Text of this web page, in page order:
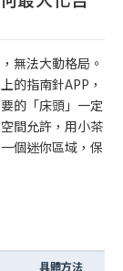
無法大動格局。
的指南針APP，
的「床頭」一定
間允許，用小茶
個迷你區域，保
具體方法